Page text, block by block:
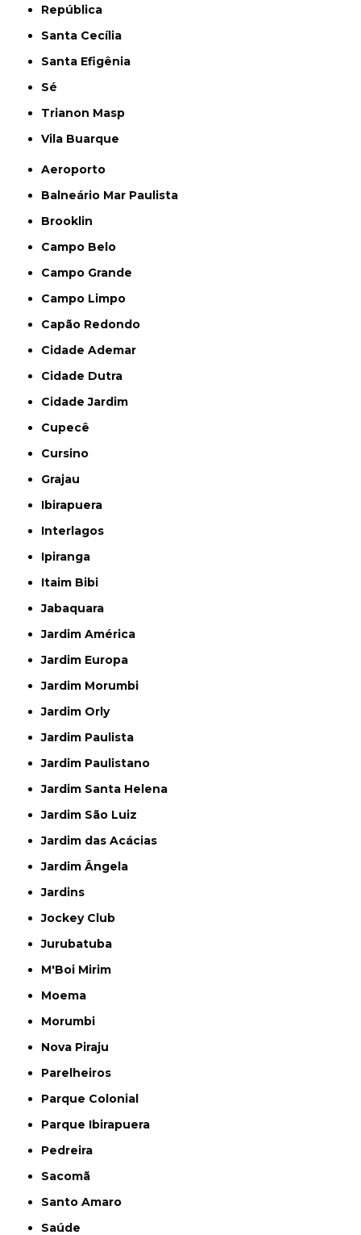
República
Santa Cecília
Santa Efigênia
Sé
Trianon Masp
Vila Buarque
Aeroporto
Balneário Mar Paulista
Brooklin
Campo Belo
Campo Grande
Campo Limpo
Capão Redondo
Cidade Ademar
Cidade Dutra
Cidade Jardim
Cupecê
Cursino
Grajau
Ibirapuera
Interlagos
Ipiranga
Itaim Bibi
Jabaquara
Jardim América
Jardim Europa
Jardim Morumbi
Jardim Orly
Jardim Paulista
Jardim Paulistano
Jardim Santa Helena
Jardim São Luiz
Jardim das Acácias
Jardim Ângela
Jardins
Jockey Club
Jurubatuba
M'Boi Mirim
Moema
Morumbi
Nova Piraju
Parelheiros
Parque Colonial
Parque Ibirapuera
Pedreira
Sacomã
Santo Amaro
Saúde